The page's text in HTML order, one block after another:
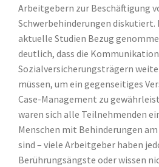
Arbeitgebern zur Beschäftigung
Schwerbehinderungen diskutiert.
aktuelle Studien Bezug
deutlich, dass die
Sozialversicherungsträgern
müssen, um ein gegenseitiges
Case-Management zu
waren sich alle Teilnehmenden
Menschen mit Behinderungen
sind – viele Arbeitgeber haben
Berührungsängste oder wissen